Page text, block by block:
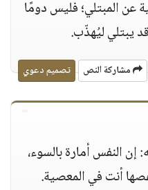
عن المبتلي؛ فليس دومًا
يبتلي ليُهذّب.
مشاركة النص تصميم دعوي
النفس أمارة بالسوء،
أنت في المعصية.